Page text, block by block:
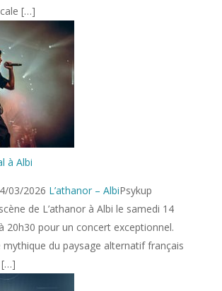
[…]
à Albi
03/2026 L’athanor – AlbiPsykup
de L’athanor à Albi le samedi 14
20h30 pour un concert exceptionnel.
mythique du paysage alternatif français
[…]